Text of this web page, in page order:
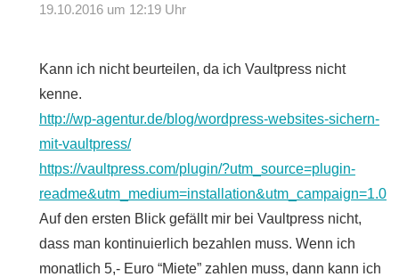
19.10.2016 um 12:19 Uhr
Kann ich nicht beurteilen, da ich Vaultpress nicht
kenne.
http://wp-agentur.de/blog/wordpress-websites-sichern-
mit-vaultpress/
https://vaultpress.com/plugin/?utm_source=plugin-
readme&utm_medium=installation&utm_campaign=1.0
Auf den ersten Blick gefällt mir bei Vaultpress nicht,
dass man kontinuierlich bezahlen muss. Wenn ich
monatlich 5,- Euro “Miete” zahlen muss, dann kann ich